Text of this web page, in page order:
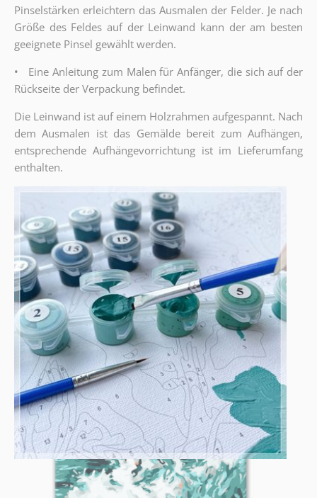
Pinselstärken erleichtern das Ausmalen der Felder. Je nach
Größe des Feldes auf der Leinwand kann der am besten
geeignete Pinsel gewählt werden.
• Eine Anleitung zum Malen für Anfänger, die sich auf der
Rückseite der Verpackung befindet.
Die Leinwand ist auf einem Holzrahmen aufgespannt. Nach
dem Ausmalen ist das Gemälde bereit zum Aufhängen,
entsprechende Aufhängevorrichtung ist im Lieferumfang
enthalten.